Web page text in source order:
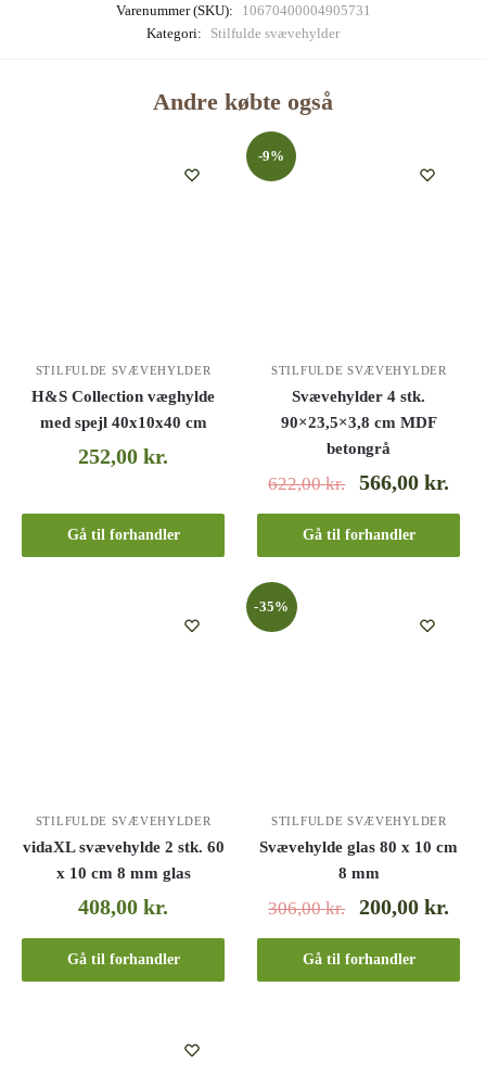
Varenummer (SKU):
10670400004905731
Kategori:
Stilfulde svævehylder
Andre købte også
STILFULDE SVÆVEHYLDER
H&S Collection væghylde
med spejl 40x10x40 cm
252,00kr.
Gå til forhandler
-9%
STILFULDE SVÆVEHYLDER
Svævehylder 4 stk.
90×23,5×3,8 cm MDF
betongrå
622,00kr. 566,00kr.
Gå til forhandler
STILFULDE SVÆVEHYLDER
vidaXL svævehylde 2 stk. 60
x 10 cm 8 mm glas
408,00kr.
Gå til forhandler
-35%
STILFULDE SVÆVEHYLDER
Svævehylde glas 80 x 10 cm
8 mm
306,00kr. 200,00kr.
Gå til forhandler